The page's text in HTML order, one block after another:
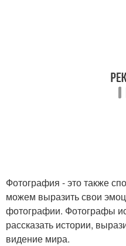
Фотография - это также
можем выразить свои
фотографии. Фотографы
рассказать истории,
видение мира.